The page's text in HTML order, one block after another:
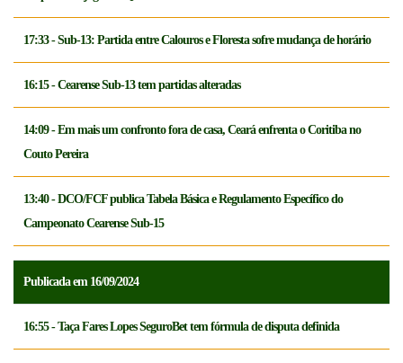
17:33 - Sub-13: Partida entre Calouros e Floresta sofre mudança de horário
16:15 - Cearense Sub-13 tem partidas alteradas
14:09 - Em mais um confronto fora de casa, Ceará enfrenta o Coritiba no
Couto Pereira
13:40 - DCO/FCF publica Tabela Básica e Regulamento Específico do
Campeonato Cearense Sub-15
Publicada em 16/09/2024
16:55 - Taça Fares Lopes SeguroBet tem fórmula de disputa definida